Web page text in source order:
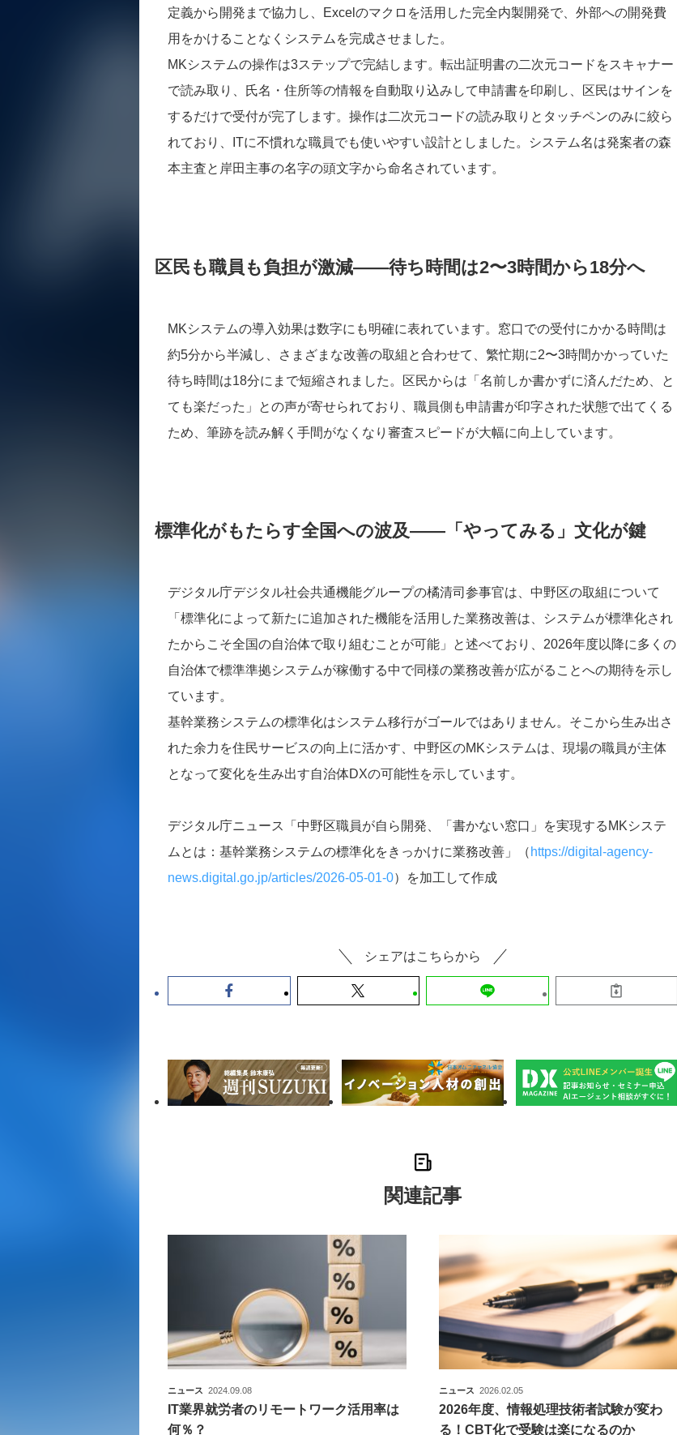
定義から開発まで協力し、Excelのマクロを活用した完全内製開発で、外部への開発費
用をかけることなくシステムを完成させました。
MKシステムの操作は3ステップで完結します。転出証明書の二次元コードをスキャナー
で読み取り、氏名・住所等の情報を自動取り込みして申請書を印刷し、区民はサインを
するだけで受付が完了します。操作は二次元コードの読み取りとタッチペンのみに絞ら
れており、ITに不慣れな職員でも使いやすい設計としました。システム名は発案者の森
本主査と岸田主事の名字の頭文字から命名されています。
区民も職員も負担が激減——待ち時間は2〜3時間から18分へ
MKシステムの導入効果は数字にも明確に表れています。窓口での受付にかかる時間は
約5分から半減し、さまざまな改善の取組と合わせて、繁忙期に2〜3時間かかっていた
待ち時間は18分にまで短縮されました。区民からは「名前しか書かずに済んだため、と
ても楽だった」との声が寄せられており、職員側も申請書が印字された状態で出てくる
ため、筆跡を読み解く手間がなくなり審査スピードが大幅に向上しています。
標準化がもたらす全国への波及——「やってみる」文化が鍵
デジタル庁デジタル社会共通機能グループの橘清司参事官は、中野区の取組について
「標準化によって新たに追加された機能を活用した業務改善は、システムが標準化され
たからこそ全国の自治体で取り組むことが可能」と述べており、2026年度以降に多くの
自治体で標準準拠システムが稼働する中で同様の業務改善が広がることへの期待を示し
ています。
基幹業務システムの標準化はシステム移行がゴールではありません。そこから生み出さ
れた余力を住民サービスの向上に活かす、中野区のMKシステムは、現場の職員が主体
となって変化を生み出す自治体DXの可能性を示しています。
デジタル庁ニュース「中野区職員が自ら開発、「書かない窓口」を実現するMKシステ
ムとは：基幹業務システムの標準化をきっかけに業務改善」（ https://digital-agency-
news.digital.go.jp/articles/2026-05-01-0）を加工して作成
シェアはこちらから
関連記事
ニュース 2024.09.08
IT業界就労者のリモートワーク活用率は
何％？
ニュース 2026.02.05
2026年度、情報処理技術者試験が変わ
る！CBT化で受験は楽になるのか